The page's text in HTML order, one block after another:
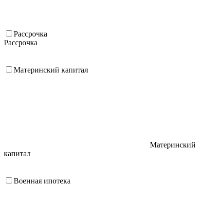
Рассрочка
Рассрочка
Материнский капитал
Материнский
капитал
Военная ипотека